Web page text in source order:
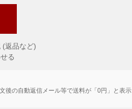
(返品など)
る
後の自動返信メール等で送料が「0円」と表